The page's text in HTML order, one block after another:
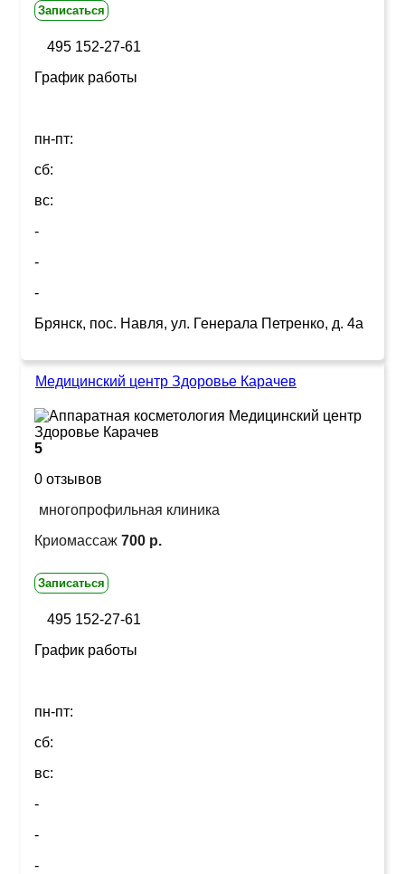
Записаться
495 152-27-61
График работы
пн-пт:
сб:
вс:
-
-
-
Брянск, пос. Навля, ул. Генерала Петренко, д. 4а
Медицинский центр Здоровье Карачев
5
0 отзывов
многопрофильная клиника
Криомассаж 700 р.
Записаться
495 152-27-61
График работы
пн-пт:
сб:
вс:
-
-
-